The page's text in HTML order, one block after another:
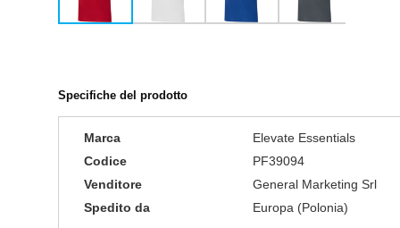
Specifiche del prodotto
Marca
Elevate Essentials
Codice
PF39094
Venditore
General Marketing Srl
Spedito da
Europa (Polonia)